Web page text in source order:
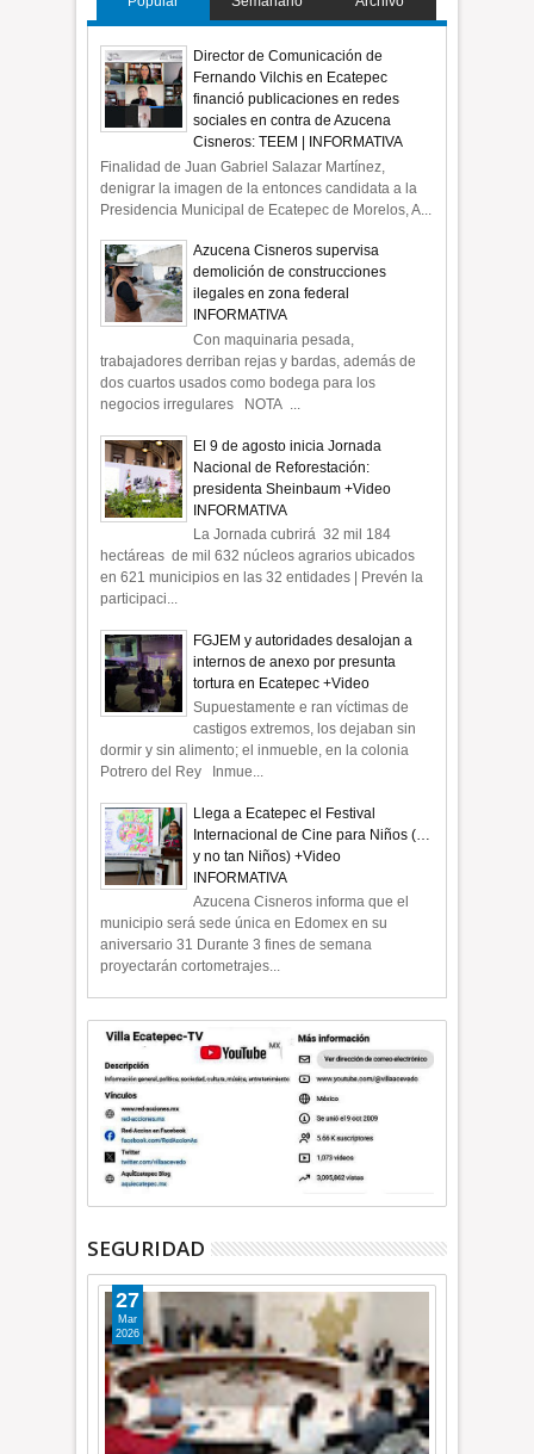
Director de Comunicación de
Fernando Vilchis en Ecatepec
financió publicaciones en redes
sociales en contra de Azucena
Cisneros: TEEM | INFORMATIVA
Finalidad de Juan Gabriel Salazar Martínez,
denigrar la imagen de la entonces candidata a la
Presidencia Municipal de Ecatepec de Morelos, A...
Azucena Cisneros supervisa
demolición de construcciones
ilegales en zona federal
INFORMATIVA
Con maquinaria pesada,
trabajadores derriban rejas y bardas, además de
dos cuartos usados como bodega para los
negocios irregulares NOTA ...
El 9 de agosto inicia Jornada
Nacional de Reforestación:
presidenta Sheinbaum +Video
INFORMATIVA
La Jornada cubrirá 32 mil 184
hectáreas de mil 632 núcleos agrarios ubicados
en 621 municipios en las 32 entidades | Prevén la
participaci...
FGJEM y autoridades desalojan a
internos de anexo por presunta
tortura en Ecatepec +Video
Supuestamente e ran víctimas de
castigos extremos, los dejaban sin
dormir y sin alimento; el inmueble, en la colonia
Potrero del Rey Inmue...
Llega a Ecatepec el Festival
Internacional de Cine para Niños (…
y no tan Niños) +Video
INFORMATIVA
Azucena Cisneros informa que el
municipio será sede única en Edomex en su
aniversario 31 Durante 3 fines de semana
proyectarán cortometrajes...
SEGURIDAD
27
Mar
2026